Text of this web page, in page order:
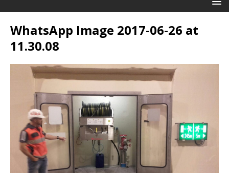
WhatsApp Image 2017-06-26 at
11.30.08